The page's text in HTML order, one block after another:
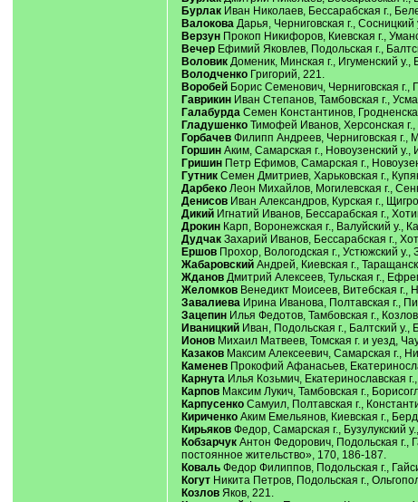
БурлакИван Николаев, Бессарабская г.,
ВалоковаДарья, Черниговская г., Сосницкий
ВерзунПрокоп Никифоров, Киевская г.,
ВечерЕфимий Яковлев, Подольская г.,
ВоловикДоменик, Минская г., Игуменский у.,
ВолодченкоГригорий, 221.
ВоробейБорис Семенович, Черниговская г.,
ГаврикинИван Степанов, Тамбовская г.,
ГалабурдаСемен Константинов,
ГладушенкоТимофей Иванов, Херсонская г.,
ГорбачевФилипп Андреев, Черниговская г.,
ГоршинАким, Самарская г., Новоузенский у.,
ГришинПетр Ефимов, Самарская г.,
ГутникСемен Дмитриев, Харьковская г.,
Дарбеко Леон Михайлов, Могилевская г.,
ДенисовИван Александров, Курская г.,
Дикий Игнатий Иванов, Бессарабская г.,
ДрокинКарп, Воронежская г., Валуйский у.,
ДудчакЗахарий Иванов, Бессарабская г.,
ЕршовПрохор, Вологодская г., Устюжский у.,
ЖабаровскийАндрей, Киевская г.,
ЖдановДмитрий Алексеев, Тульская г.,
ЖеломковВенедикт Моисеев, Витебская г.,
ЗавалиеваИрина Иванова, Полтавская г.,
ЗацепинИлья Федотов, Тамбовская г.,
ИваницкийИван, Подольская г., Балтский у.,
ИоновМихаил Матвеев, Томская г. и уезд,
КазаковМаксим Алексеевич, Самарская г.,
КаменевПрокофий Афанасьев,
Карнута Илья Козьмич, Екатеринославская
КарповМаксим Лукич, Тамбовская г.,
КарпусенкоСамуил, Полтавская г.,
КириченкоАким Емельянов, Киевская г.,
КирьяковФедор, Самарская г., Бузулукский
КобзарчукАнтон Федорович, Подольская г.,
постоянное жительство», 170, 186-187.
КовальФедор Филиппов, Подольская г.,
КогутНикита Петров, Подольская г.,
КозловЯков, 221.